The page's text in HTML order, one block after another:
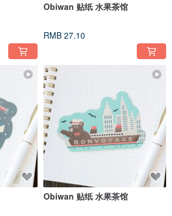
Obiwan 贴纸 水果茶馆
RMB 27.10
Obiwan 贴纸 水果茶馆